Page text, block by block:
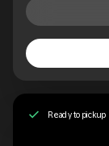
Ready to pickup